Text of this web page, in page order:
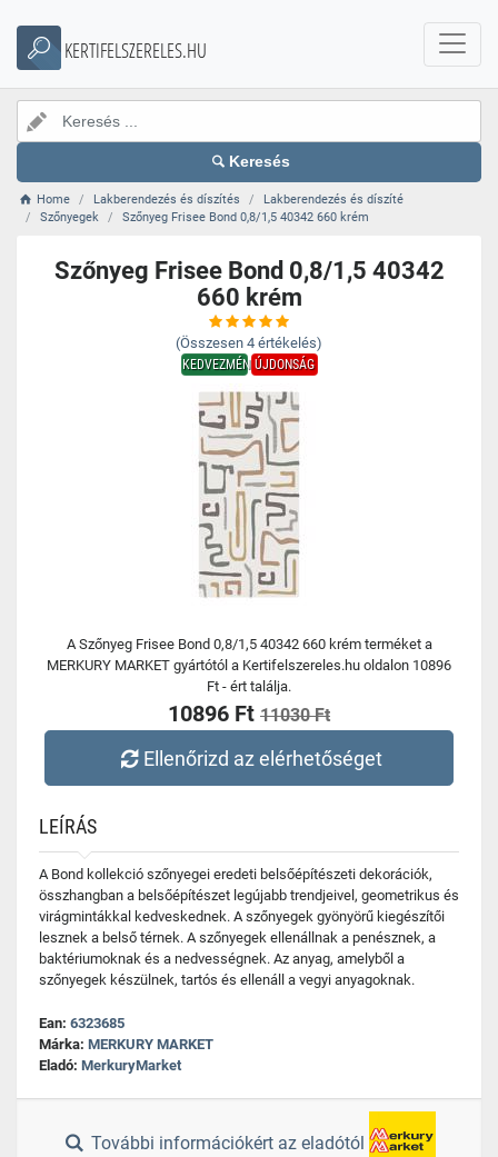
KERTIFELSZERELES.HU
Keresés
Home Lakberendezés és díszítés
Lakberendezés és díszíté
Szőnyegek
Szőnyeg Frisee Bond 0,8/1,5 40342 660 krém
Szőnyeg Frisee Bond 0,8/1,5 40342
660 krém
(Összesen 4 értékelés)
KEDVEZMÉNYÚJDONSÁG
A Szőnyeg Frisee Bond 0,8/1,5 40342 660 krém terméket a
MERKURY MARKET gyártótól a Kertifelszereles.hu oldalon 10896
Ft - ért találja.
10896 Ft 11030 Ft
Ellenőrizd az elérhetőséget
LEÍRÁS
A Bond kollekció szőnyegei eredeti belsőépítészeti dekorációk,
összhangban a belsőépítészet legújabb trendjeivel, geometrikus és
virágmintákkal kedveskednek. A szőnyegek gyönyörű kiegészítői
lesznek a belső térnek. A szőnyegek ellenállnak a penésznek, a
baktériumoknak és a nedvességnek. Az anyag, amelyből a
szőnyegek készülnek, tartós és ellenáll a vegyi anyagoknak.
Ean: 6323685
Márka: MERKURY MARKET
Eladó: MerkuryMarket
További információkért az eladótól